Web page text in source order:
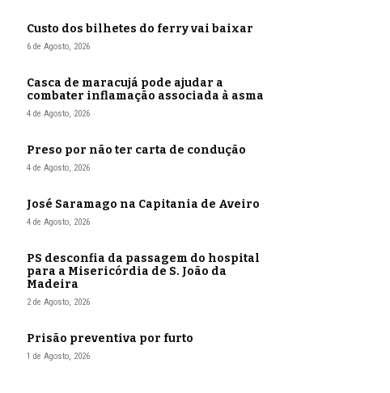
Custo dos bilhetes do ferry vai baixar
6 de Agosto, 2026
Casca de maracujá pode ajudar a
combater inflamação associada à asma
4 de Agosto, 2026
Preso por não ter carta de condução
4 de Agosto, 2026
José Saramago na Capitania de Aveiro
4 de Agosto, 2026
PS desconfia da passagem do hospital
para a Misericórdia de S. João da
Madeira
2 de Agosto, 2026
Prisão preventiva por furto
1 de Agosto, 2026